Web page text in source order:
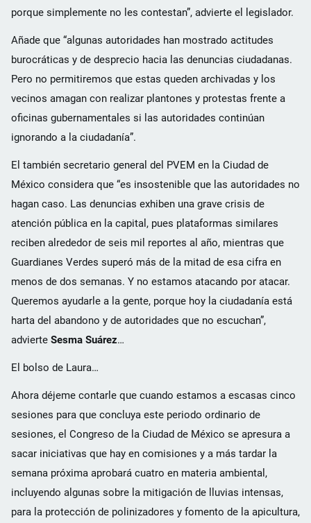
porque simplemente no les contestan”, advierte el legislador.
Añade que “algunas autoridades han mostrado actitudes
burocráticas y de desprecio hacia las denuncias ciudadanas.
Pero no permitiremos que estas queden archivadas y los
vecinos amagan con realizar plantones y protestas frente a
oficinas gubernamentales si las autoridades continúan
ignorando a la ciudadanía”.
El también secretario general del PVEM en la Ciudad de
México considera que “es insostenible que las autoridades no
hagan caso. Las denuncias exhiben una grave crisis de
atención pública en la capital, pues plataformas similares
reciben alrededor de seis mil reportes al año, mientras que
Guardianes Verdes superó más de la mitad de esa cifra en
menos de dos semanas. Y no estamos atacando por atacar.
Queremos ayudarle a la gente, porque hoy la ciudadanía está
harta del abandono y de autoridades que no escuchan”,
advierte Sesma Suárez…
El bolso de Laura…
Ahora déjeme contarle que cuando estamos a escasas cinco
sesiones para que concluya este periodo ordinario de
sesiones, el Congreso de la Ciudad de México se apresura a
sacar iniciativas que hay en comisiones y a más tardar la
semana próxima aprobará cuatro en materia ambiental,
incluyendo algunas sobre la mitigación de lluvias intensas,
para la protección de polinizadores y fomento de la apicultura,